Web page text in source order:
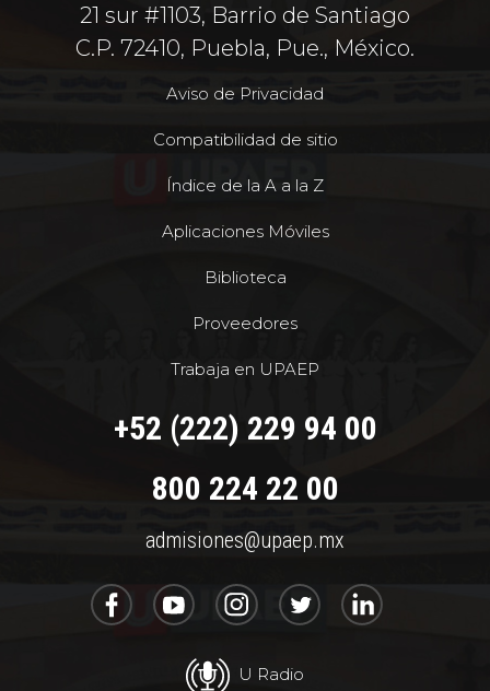
21 sur #1103, Barrio de Santiago
C.P. 72410, Puebla, Pue., México.
Aviso de Privacidad
Compatibilidad de sitio
Índice de la A a la Z
Aplicaciones Móviles
Biblioteca
Proveedores
Trabaja en UPAEP
+52 (222) 229 94 00
800 224 22 00
admisiones@upaep.mx
U Radio